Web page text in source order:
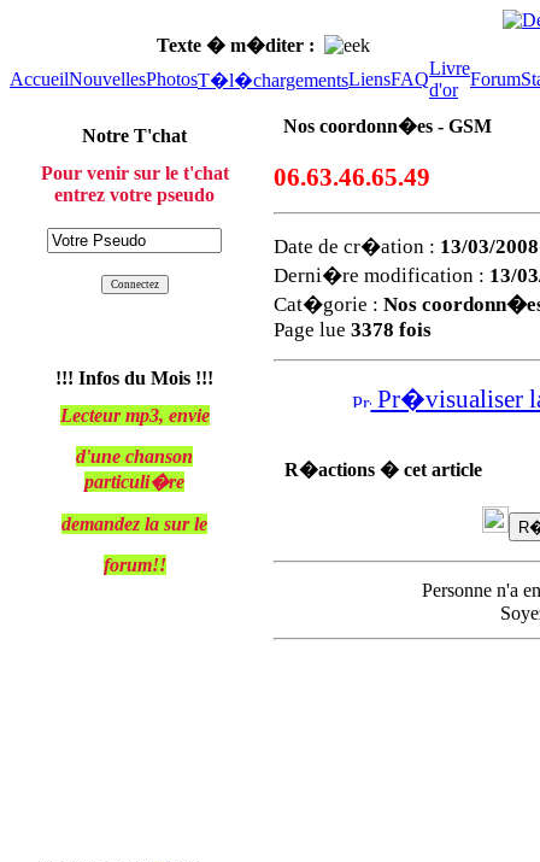
Texte � m�diter :
AccueilNouvellesPhotosT�l�chargementsLiensFAQ
Livre
d'or
Forum
Notre T'chat
Pour venir sur le t'chat
entrez votre pseudo
!!! Infos du Mois !!!
Lecteur mp3, envie
d'une chanson
particuli�re
demandez la sur le
forum!!
Nos coordonn�es - GSM
06.63.46.65.49
Date de cr�ation : 13/03/
Derni�re modification : 13/
Cat�gorie : Nos
Page lue 3378 fois
Pr�visualiser
R�actions � cet article
Personne n'a